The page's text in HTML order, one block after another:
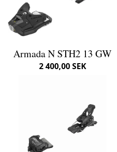
Armada N STH2 13 GW
2 400,00 SEK